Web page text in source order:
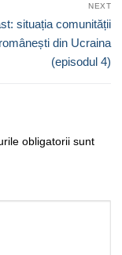
NEXT
situația comunității
românești din Ucraina
(episodul 4)
obligatorii sunt